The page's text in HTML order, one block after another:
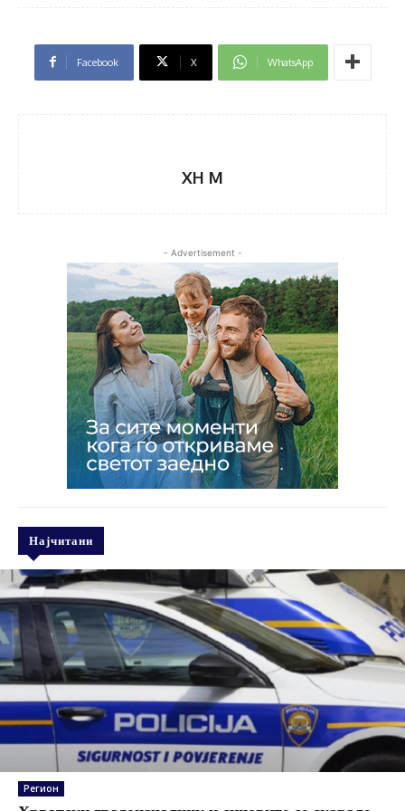
Facebook X WhatsApp
XH M
- Advertisement -
Најчитани
Регион